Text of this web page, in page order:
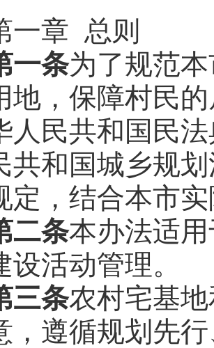
章 总则
一条为了规范
地，保障村民
人民共和国民
共和国城乡规
定，结合本市
二条本办法适
设活动管理。
三条农村宅基
，遵循规划先